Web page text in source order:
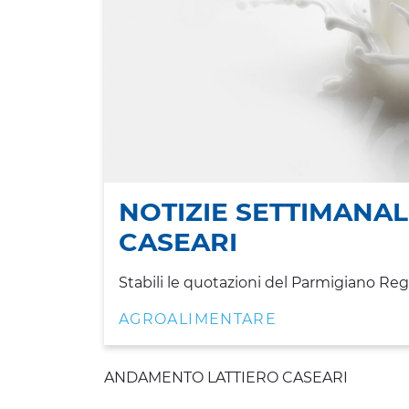
NOTIZIE
CASEARI
Stabili le quotazioni del Parmigiano
AGROALIMENTARE
ANDAMENTO LATTIERO CASEARI